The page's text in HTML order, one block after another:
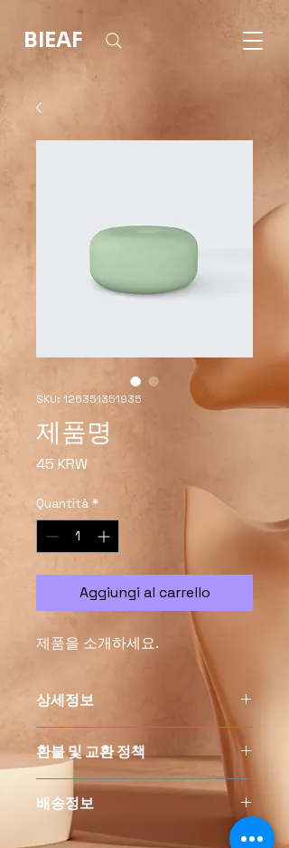
BIEAF
SKU: 126351351935
제품명
45 KRWPrezzo
Quantità *
Aggiungi al carrello
제품을 소개하세요.
상세정보
제품의 세부 사항들을 입력하세요. 제
품의 크기, 재질, 관리방법 등 친절하고
상세한 설명은 구매에 대한 확신을 심
어줍니다. 제품의 어떤 부분이 소비자
들에게 어필할 것인지 우선순위를 잘
생각해 적어주세요.
환불 및 교환 정책
"환불 정책", "제품 관리법" 등 고객들
에게 유용한 추가 제품 정보를 제공하
세요.
배송정보
배송정보를 입력하세요. 배송방법, 비